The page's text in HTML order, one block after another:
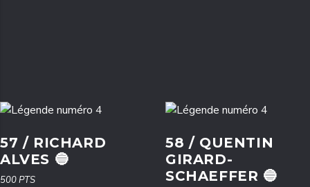
57 / RICHARD
ALVES 🔵
500 PTS
58 / QUENTIN
GIRARD-
SCHAEFFER 🔵